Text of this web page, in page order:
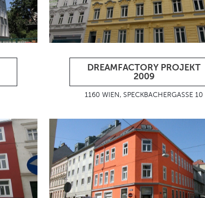
DREAMFACTORY PROJEKT
2009
1160 WIEN, SPECKBACHERGASSE 10